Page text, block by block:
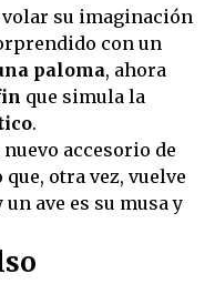
su imaginación
con un
paloma, ahora
que simula la
.
nuevo accesorio de
otra vez, vuelve
ave es su musa y